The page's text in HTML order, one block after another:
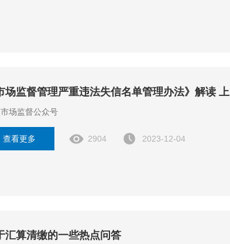
场监督管理严重违法失信名单管理办法》解读 上
场监督公众号
查看更多 2904 2023-12-04
汇算清缴的一些热点问答